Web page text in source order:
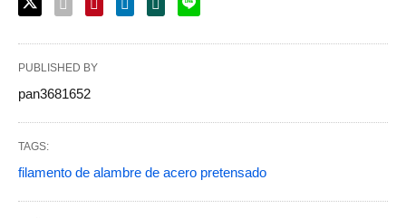
PUBLISHED BY
pan3681652
TAGS:
filamento de alambre de acero pretensado